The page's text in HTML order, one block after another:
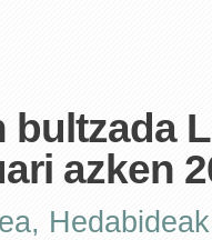
bultzada
azken
, Hedabideak